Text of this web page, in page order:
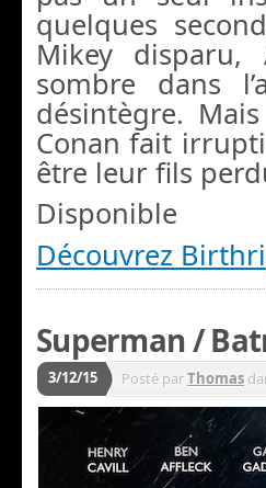
quelques
Mikey
sombre dans
désintègre.
Conan fait
être leur fils
Disponible
Découvrez
Superman /
3/12/15 Posté parThomas